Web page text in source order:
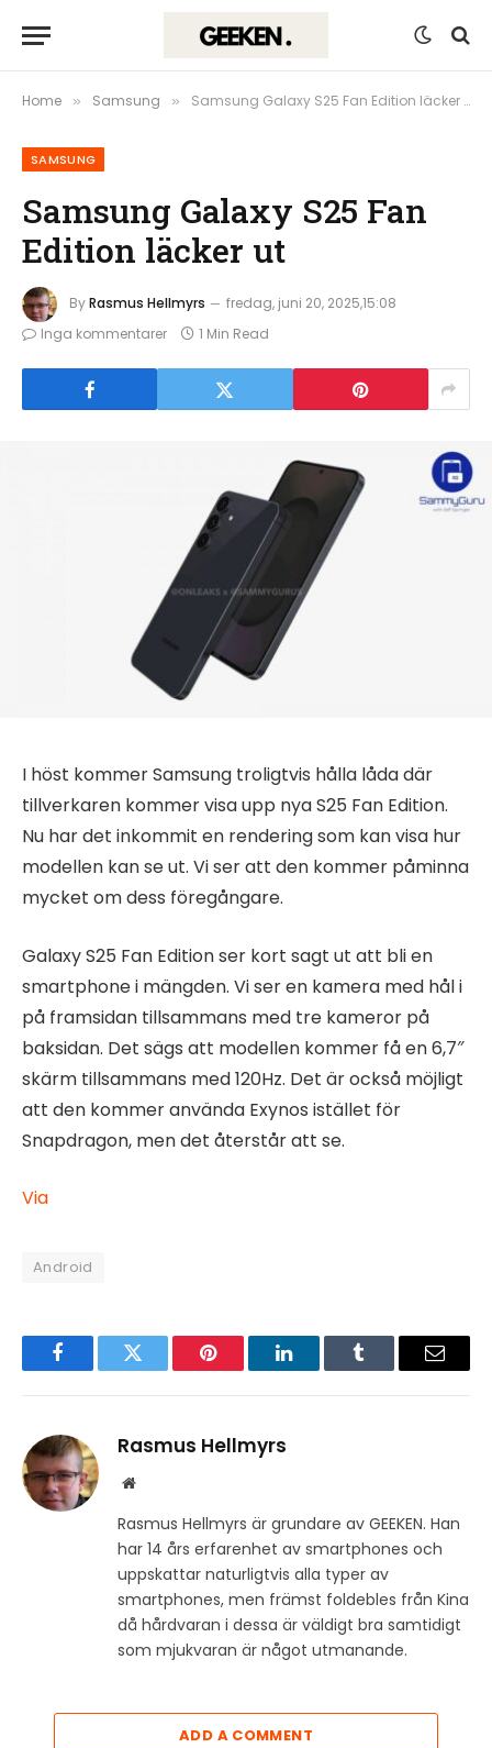
Home » Samsung » Samsung Galaxy S25 Fan Edition läcker ut
SAMSUNG
Samsung Galaxy S25 Fan
Edition läcker ut
ByRasmus Hellmyrs
fredag, juni 20, 2025,15:08
Inga kommentarer
1 Min Read
I höst kommer Samsung troligtvis hålla låda där
tillverkaren kommer visa upp nya S25 Fan Edition.
Nu har det inkommit en rendering som kan visa hur
modellen kan se ut. Vi ser att den kommer påminna
mycket om dess föregångare.
Galaxy S25 Fan Edition ser kort sagt ut att bli en
smartphone i mängden. Vi ser en kamera med hål i
på framsidan tillsammans med tre kameror på
baksidan. Det sägs att modellen kommer få en 6,7″
skärm tillsammans med 120Hz. Det är också möjligt
att den kommer använda Exynos istället för
Snapdragon, men det återstår att se.
Via
Android
FacebookTwitter Pinterest LinkedInTumblr Email
Rasmus Hellmyrs
Website
Rasmus Hellmyrs är grundare av GEEKEN. Han
har 14 års erfarenhet av smartphones och
uppskattar naturligtvis alla typer av
smartphones, men främst foldebles från Kina
då hårdvaran i dessa är väldigt bra samtidigt
som mjukvaran är något utmanande.
ADD A COMMENT